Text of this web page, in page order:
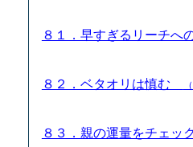
８１．早すぎるリーチへ
８２．ベタオリは慎む
８３．親の運量をチェッ